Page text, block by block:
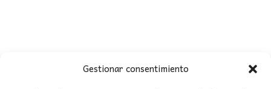
Gestionar consentimiento